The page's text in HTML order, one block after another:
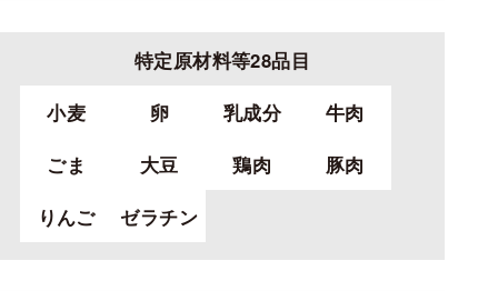
特定原材料等28品目
小麦
卵 乳成分
牛肉
ごま
大豆 鶏肉
豚肉
りんご
ゼラチン